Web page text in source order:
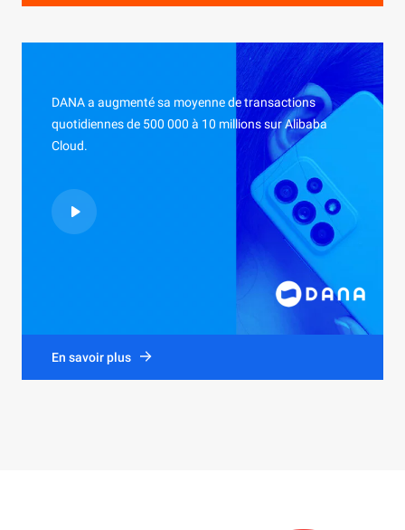
DANA a augmenté sa moyenne de transactions
quotidiennes de 500 000 à 10 millions sur Alibaba
Cloud.
En savoir plus